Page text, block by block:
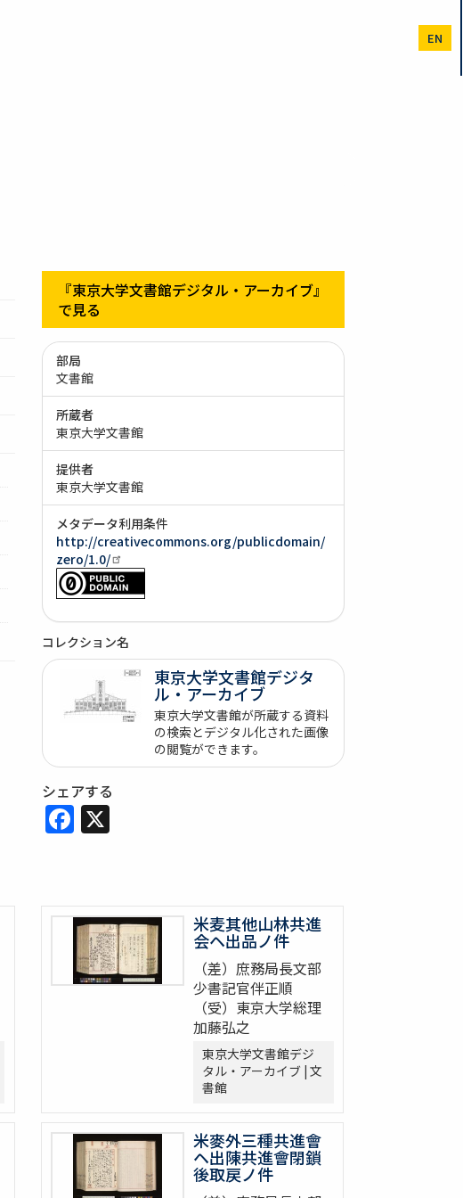
EN
『東京大学文書館デジタル・アーカイブ』
で見る
部局
文書館
所蔵者
東京大学文書館
提供者
東京大学文書館
メタデータ利用条件
http://creativecommons.org/publicdomain/
zero/1.0/
コレクション名
東京大学文書館デジタ
ル・アーカイブ
東京大学文書館が所蔵する資料
の検索とデジタル化された画像
の閲覧ができます。
シェアする
Facebook
X
米麦其他山林共進
会ヘ出品ノ件
（差）庶務局長文部
少書記官伴正順
（受）東京大学総理
加藤弘之
東京大学文書館デジ
タル・アーカイブ | 文
書館
米麥外三種共進會
ヘ出陳共進會閉鎖
後取戻ノ件